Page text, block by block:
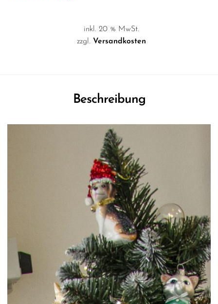
inkl. 20 % MwSt.
zzgl. Versandkosten
Beschreibung